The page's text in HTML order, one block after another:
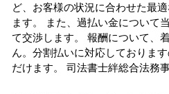
ど、お客様の状況に合わせた最
ます。 また、過払い金について
て交渉します。 報酬について、
ん。分割払いに対応しておりま
だけます。 司法書士絆総合法務